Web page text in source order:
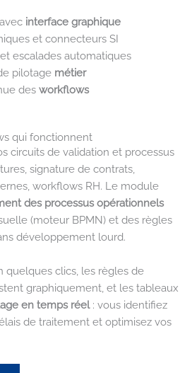
avec interface graphique
et connecteurs SI
escalades automatiques
pilotage métier
des workflows
qui fonctionnent
circuits de validation et processus
signature de contrats,
workflows RH. Le module
des processus opérationnels
(moteur BPMN) et des règles
développement lourd.
quelques clics, les règles de
graphiquement, et les tableaux
en temps réel: vous identifiez
de traitement et optimisez vos